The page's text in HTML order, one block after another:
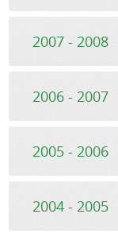
2007 - 2008
2006 - 2007
2005 - 2006
2004 - 2005